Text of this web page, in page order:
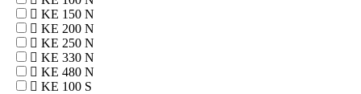
KE 150 N
KE 200 N
KE 250 N
KE 330 N
KE 480 N
KE 100 S